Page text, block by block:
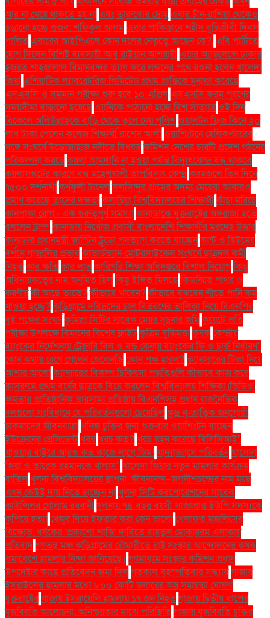
আর না খেয়ে থাকতে হয় নাএবং তারুণ্যের দ্রোহএবার চীন-রাশিয়া থেকেও
ছড়ানো হচ্ছে গুজব: শফিকুল আলমএবার পাকিস্তানে শহীদ বুদ্ধিজীবী দিবস
পালিতএবারের আইপিএলে কোন দলের নেতৃত্বে আছেন কে?.এবি পার্টিতে
যোগ দিলেন বিশিষ্ট ব্যবসায়ী আবু রাইয়ান আশয়ারীএয়ার অ্যাম্বুলেন্সে ঢাকার
হজরত শাহজালাল বিমানবন্দর ত্যাগ করে লন্ডনের পথে রওনা হলেন খালেদা
জিয়াএশিয়াটিক ল্যাবরেটরিজ লিমিটেড প্রথম প্রান্তিকে মুনাফা করেছে
এসএসসি ও সমমান পরীক্ষা শুরু হবে ১০ এপ্রিলএসএসসি ফরম পূরণের
সময়সীমা বাড়ানো হয়েছেএ্যানিকে পাঠানো হচ্ছে বিশ্ব সাঁতারেওই দিন
বিকেলে অলিউল্লাহকে বাড়ি থেকে তুলে নেয় পুলিশওয়ালটন ফ্রিজ কিনে ২০
লাখ টাকা পেলেন কলেজ শিক্ষার্থী রাশেদ আলীওয়াশিংটনে হেলিকপ্টারের
সঙ্গে সংঘর্ষে উড়োজাহাজ নদীতে বিধ্বস্তকমিশন দেশের চারটি প্রদেশ গঠনের
পরিকল্পনা করছেকয়লা আমদানি না হওয়া পর্যন্ত বিদ্যুৎকেন্দ্র বন্ধ থাকবে
কয়লাসঙ্কটের কারণে বন্ধ মহেশখালী তাপবিদ্যুৎ কেন্দ্রকরমজলে তিন দিনে
৭৫০০ দর্শনার্থীকর্ণফুলী টানেলকলসিন্দুর গ্রামের অদম্য মেয়েরা আবারও
প্রমাণ করেছে তাদের দক্ষতাকলাম্বিয়া বিশ্ববিদ্যালয়ের শিক্ষার্থীকাঁচা মরিচে
কানপাকা রোগ - এক গুরুত্বপুর্ণ সমস্যাকানাডাকে যুক্তরাষ্ট্রের অঙ্গরাজ্য হতে
বললেন ট্রাম্পকানাডায় নিখোঁজ প্রবাসী বাংলাদেশি শিক্ষার্থীর মরদেহ উদ্ধার
কানাডার প্রধানমন্ত্রী জাস্টিন ট্রুডো পদত্যাগ করতে যাচ্ছেনকান্ট ও হিউমের
দর্শনে গাজালির প্রভাবকাভার্ডভ্যান-মোটরসাইকেল সংঘর্ষে ছাত্রদল কর্মী
নিহতকার ক্ষতিকার লাভকারিগরি শিক্ষা অধিদপ্তরে বিশাল নিয়োগকিছু
অধিনায়কত্বের নাম অনুমিত ছিলকিছু ইঙ্গিত মিলছেকিডনিতে পাথর ও
করণীয়কী আছে তাতে? কীভাবে খাবেন? কীভাবে বুঝবেন শীতে পানি কম
খাওয়া হচ্ছে? কুড়িগ্রামে দরিদ্রদের চাল বিতরণের তালিকা নিয়ে বিএনপির
দুই পক্ষের সংঘর্ষকুমিল্লা সিটির সাবেক মেয়র সূচনার জমিকুয়েটে ভর্তি
পরীক্ষা উপলক্ষে বিমানের বিশেষ ফ্লাইটকৃত্রিম বুদ্ধিমত্তাকৃষককেন্দ্রীয়
ব্যাংকের নির্দেশনায় ট্রেজারি বিল ও বন্ড কেনায় ব্যাংকের ফি ও চার্জ নির্ধারণ"
কোন কথায় রেগে গেলেন জেলেনস্কিকোন পক্ষ হারল? ক্যানসারের টিকা নিয়ে
আশার আলোক্যান্সারের বিকল্প চিকিৎসা পদ্ধতিগুলি কীভাবে কাজ করে
ক্লাসরুমে প্রথম বর্ষের ছাত্রকে বিয়ে করলেন বিশ্ববিদ্যালয় শিক্ষিকা (ভিডিও)
ক্ষমতার প্রাতিষ্ঠানিক ভারসাম্য প্রতিষ্ঠায় বিএনপিসহ প্রধান রাজনৈতিক
দলগুলো সংবিধানে যে পরিবর্তনগুলো চেয়েছিলক্ষুদ্র নৃ-তাত্বিক জনগোষ্ঠী
চাকমাদের জীবনযাত্রাখনিজ চুক্তির জন্য শুক্রবার ওয়াশিংটন যাচ্ছেন
ইউক্রেনের প্রেসিডেন্টখবরখরচ কত? খরচ বহন করেছে বিসিসিআই"
খাওয়ার বাইরে আরও কত কাজে লাগে ডিম!খাদ্যাভ্যাসে পরিবর্তনখালেদা
জিয়া ও তারেক রহমানকে খালাস'' খালেদা জিয়ার নতুন মামলার কার্যক্রম
বাতিলখুলনা বিশ্ববিদ্যালয়ের স্থাপনা: জীবনানন্দ–জগদীশচন্দ্রের নাম মুছে
এখন কেউই দায় নিতে চাচ্ছেন নাখুলনা সিটি করপোরেশনের সাবেক
কাউন্সিলর গোলাম রব্বানীখুলনায় ৭৪ বছর বয়সী সাজাপ্রাপ্ত ইউপি সদস্যকে
কুপিয়ে হত্যাখেজুর দিয়ে ইফতার করা কেন ভালোখেলাফত মজলিসের
বিক্ষোভ: ধর্ষকের ‘প্রকাশ্যে শাস্তি’ দাবিতে বায়তুল মোকাররম এলাকায়
প্রতিবাদগণতন্ত্র মঞ্চ কুড়িগ্রামের রৌমারীতে রাষ্ট্র সংস্কার আন্দোলনের কৃষক
সমাবেশে হামলার নিন্দা জানিয়েছে। গণমাধ্যম সংস্কার কমিশন প্রধান
উপদেষ্টার কাছে প্রতিবেদন জমা দিলগতকাল বৃহস্পতিবার সন্ধ্যায়গাজায়
ইসরাইলের হামলার মধ্যে ৮০০ কোটি ডলারের অস্ত্র সহায়তা ঘোষণা
যুক্তরাষ্ট্রেরগাজায় ইসরায়েলি হামলায় ১৭ জন নিহতগাজায় দ্বিতীয় ধাপের
যুদ্ধবিরতি আলোচনা: অনিশ্চয়তার মাঝে পরিস্থিতিগাজায় যুদ্ধবিরতি চুক্তির